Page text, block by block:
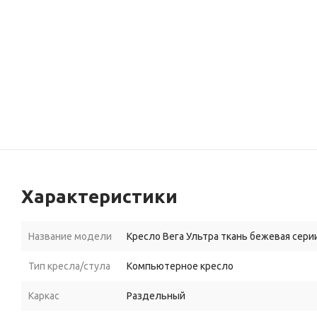
Характеристики
Название модели Кресло Вега Ультра ткань бежевая
Тип кресла/стула Компьютерное кресло
Каркас Раздельный